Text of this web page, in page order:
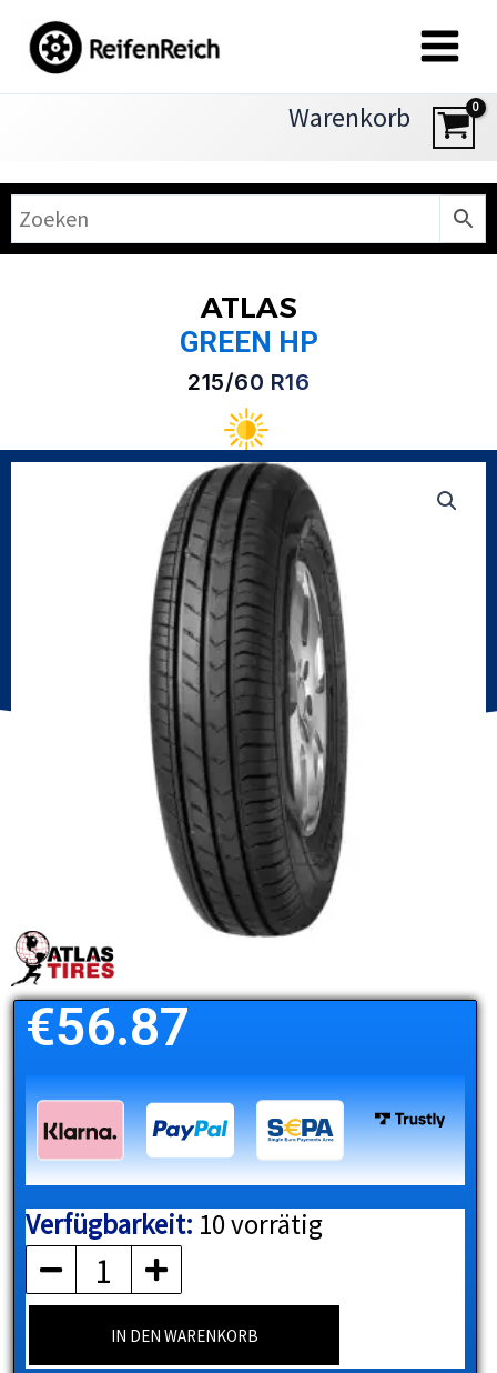
Inhalt
springen
Warenkorb
ATLAS
GREEN HP
215/60 R16
€56.87
Verfügbarkeit: 10 vorrätig
ATLAS
Menge
IN DEN WARENKORB